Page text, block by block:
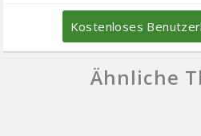
Kostenloses
Ähnliche